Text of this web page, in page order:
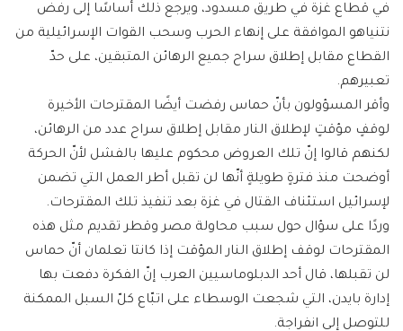
في قطاع غزة في طريق مسدود، ويرجع ذلك أساسًا إلى رفض
نتنياهو الموافقة على إنهاء الحرب وسحب القوات الإسرائيلية من
القطاع مقابل إطلاق سراح جميع الرهائن المتبقين، على حدّ
تعبيرهم.
وأقر المسؤولون بأنّ حماس رفضت أيضًا المقترحات الأخيرة
لوقفٍ مؤقتٍ لإطلاق النار مقابل إطلاق سراح عدد من الرهائن،
لكنهم قالوا إنّ تلك العروض محكوم عليها بالفشل لأنّ الحركة
أوضحت منذ فترةٍ طويلةٍ أنّها لن تقبل أطر العمل التي تضمن
لإسرائيل استئناف القتال في غزة بعد تنفيذ تلك المقترحات.
وردًا على سؤال حول سبب محاولة مصر وقطر تقديم مثل هذه
المقترحات لوقف إطلاق النار المؤقت إذا كانتا تعلمان أنّ حماس
لن تقبلها، قال أحد الدبلوماسيين العرب إنّ الفكرة دفعت بها
إدارة بايدن، التي شجعت الوسطاء على اتبّاع كلّ السبل الممكنة
للتوصل إلى انفراجة.